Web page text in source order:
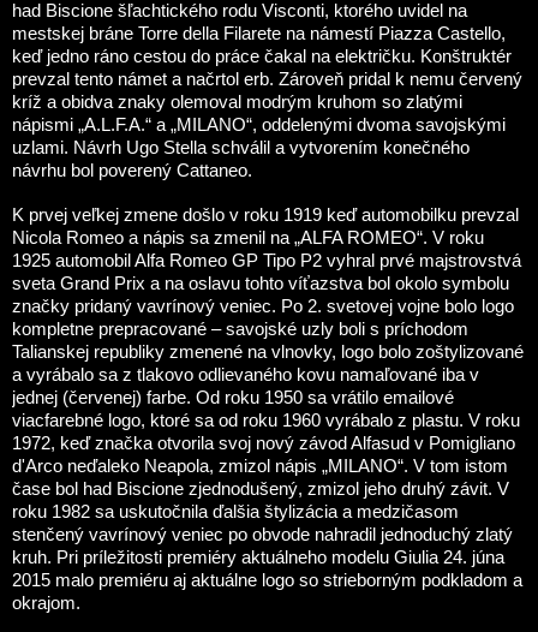
had Biscione šľachtického rodu Visconti, ktorého uvidel na
mestskej bráne Torre della Filarete na námestí Piazza Castello,
keď jedno ráno cestou do práce čakal na električku. Konštruktér
prevzal tento námet a načrtol erb. Zároveň pridal k nemu červený
kríž a obidva znaky olemoval modrým kruhom so zlatými
nápismi „A.L.F.A.“ a „MILANO“, oddelenými dvoma savojskými
uzlami. Návrh Ugo Stella schválil a vytvorením konečného
návrhu bol poverený Cattaneo.
K prvej veľkej zmene došlo v roku 1919 keď automobilku prevzal
Nicola Romeo a nápis sa zmenil na „ALFA ROMEO“. V roku
1925 automobil Alfa Romeo GP Tipo P2 vyhral prvé majstrovstvá
sveta Grand Prix a na oslavu tohto víťazstva bol okolo symbolu
značky pridaný vavrínový veniec. Po 2. svetovej vojne bolo logo
kompletne prepracované – savojské uzly boli s príchodom
Talianskej republiky zmenené na vlnovky, logo bolo zoštylizované
a vyrábalo sa z tlakovo odlievaného kovu namaľované iba v
jednej (červenej) farbe. Od roku 1950 sa vrátilo emailové
viacfarebné logo, ktoré sa od roku 1960 vyrábalo z plastu. V roku
1972, keď značka otvorila svoj nový závod Alfasud v Pomigliano
d'Arco neďaleko Neapola, zmizol nápis „MILANO“. V tom istom
čase bol had Biscione zjednodušený, zmizol jeho druhý závit. V
roku 1982 sa uskutočnila ďalšia štylizácia a medzičasom
stenčený vavrínový veniec po obvode nahradil jednoduchý zlatý
kruh. Pri príležitosti premiéry aktuálneho modelu Giulia 24. júna
2015 malo premiéru aj aktuálne logo so strieborným podkladom a
okrajom.